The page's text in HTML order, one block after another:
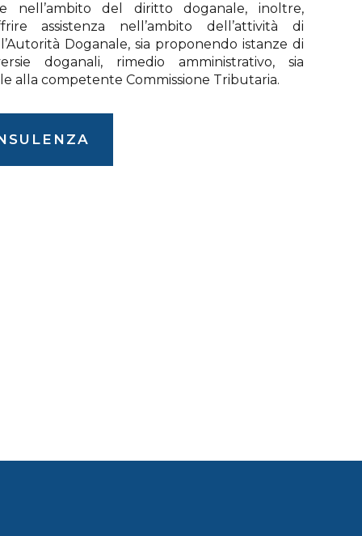
nell’ambito del diritto doganale, inoltre,
assistenza nell’ambito dell’attività di
Doganale, sia proponendo istanze di
doganali, rimedio amministrativo, sia
alla competente Commissione Tributaria.